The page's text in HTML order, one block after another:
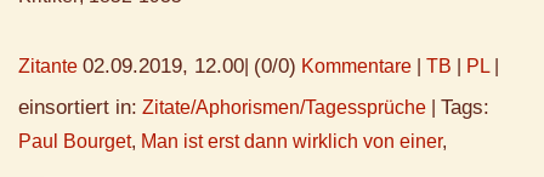
Zitante 02.09.2019, 12.00 (0/0) Kommentare TB PL
einsortiert in: Zitate/Aphorismen/Tagessprüche Tags:
Paul Bourget, Man ist erst dann wirklich von einer,